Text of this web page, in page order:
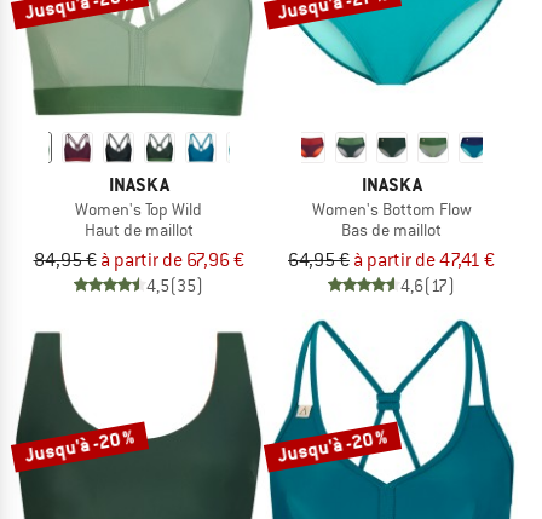
INASKA
Women's Top Wild
Haut de maillot
84,95 € à partir de 67,96 €
4,5(35)
INASKA
Women's Bottom Flow
Bas de maillot
64,95 € à partir de 47,41 €
4,6(17)
Jusqu'à -20 % Jusqu'à -20 %